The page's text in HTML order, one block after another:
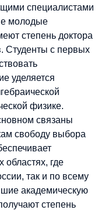
специалистами
молодые
степень доктора
Студенты с первых
уделяется
физике.
связаны
свободу выбора
областях, где
так и по всему
академическую
степень